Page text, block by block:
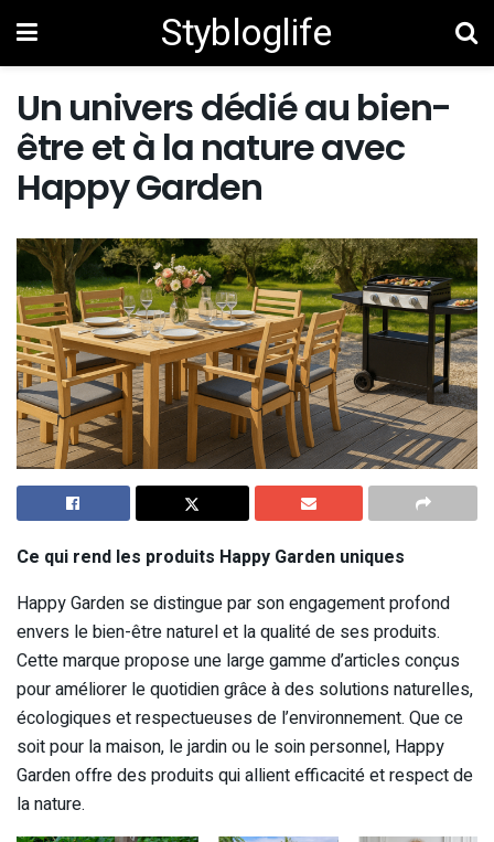
Stybloglife
Un univers dédié au bien-
être et à la nature avec
Happy Garden
Ce qui rend les produits Happy Garden uniques
Happy Garden se distingue par son engagement profond
envers le bien-être naturel et la qualité de ses produits.
Cette marque propose une large gamme d’articles conçus
pour améliorer le quotidien grâce à des solutions naturelles,
écologiques et respectueuses de l’environnement. Que ce
soit pour la maison, le jardin ou le soin personnel, Happy
Garden offre des produits qui allient efficacité et respect de
la nature.